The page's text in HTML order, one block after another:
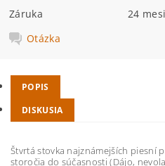
Záruka
24
Otázka
POPIS
DISKUSIA
Štvrtá stovka najznámejších piesní
storočia do súčasnosti (Dájo,